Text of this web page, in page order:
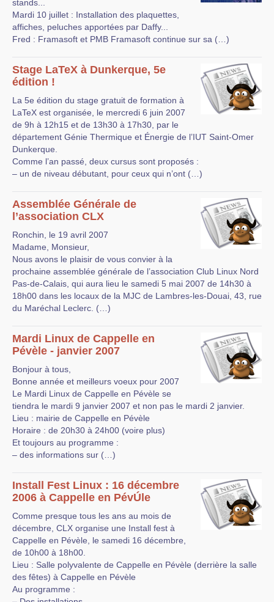
stands...
Mardi 10 juillet : Installation des plaquettes,
affiches, peluches apportées par Daffy...
Fred : Framasoft et PMB Framasoft continue sur sa (…)
Stage LaTeX à Dunkerque, 5e
édition !
La 5e édition du stage gratuit de formation à
LaTeX est organisée, le mercredi 6 juin 2007
de 9h à 12h15 et de 13h30 à 17h30, par le
département Génie Thermique et Énergie de l’IUT Saint-Omer
Dunkerque.
Comme l’an passé, deux cursus sont proposés :
– un de niveau débutant, pour ceux qui n’ont (…)
Assemblée Générale de
l’association CLX
Ronchin, le 19 avril 2007
Madame, Monsieur,
Nous avons le plaisir de vous convier à la
prochaine assemblée générale de l’association Club Linux Nord
Pas-de-Calais, qui aura lieu le samedi 5 mai 2007 de 14h30 à
18h00 dans les locaux de la MJC de Lambres-les-Douai, 43, rue
du Maréchal Leclerc. (…)
Mardi Linux de Cappelle en
Pévèle - janvier 2007
Bonjour à tous,
Bonne année et meilleurs voeux pour 2007
Le Mardi Linux de Cappelle en Pévèle se
tiendra le mardi 9 janvier 2007 et non pas le mardi 2 janvier.
Lieu : mairie de Cappelle en Pévèle
Horaire : de 20h30 à 24h00 (voire plus)
Et toujours au programme :
– des informations sur (…)
Install Fest Linux : 16 décembre
2006 à Cappelle en PévÚle
Comme presque tous les ans au mois de
décembre, CLX organise une Install fest à
Cappelle en Pévèle, le samedi 16 décembre,
de 10h00 à 18h00.
Lieu : Salle polyvalente de Cappelle en Pévèle (derrière la salle
des fêtes) à Cappelle en Pévèle
Au programme :